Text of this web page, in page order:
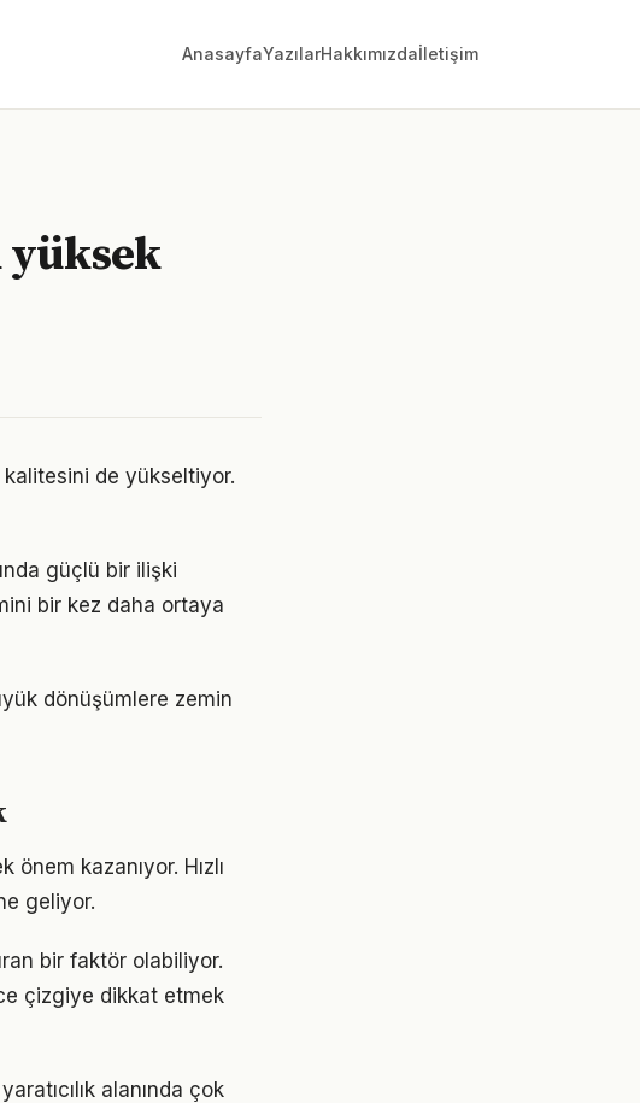
AnasayfaYazılarHakkımızdaİletişim
yüksek
kalitesini de yükseltiyor.
güçlü bir ilişki
bir kez daha ortaya
dönüşümlere zemin
kazanıyor. Hızlı
geliyor.
bir faktör olabiliyor.
çizgiye dikkat etmek
alanında çok